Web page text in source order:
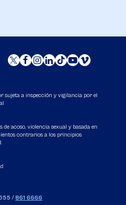
sujeta a inspección y vigilancia por el
acoso, violencia sexual y basada en
contrarios a los principios
/ 861 6666